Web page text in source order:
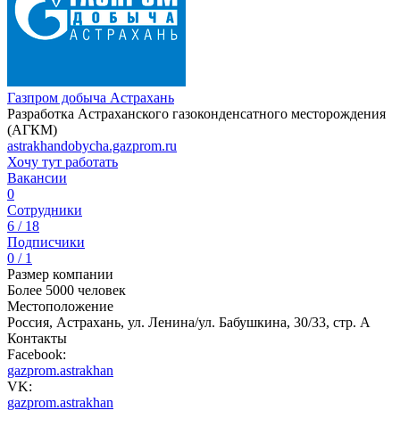
Газпром добыча Астрахань
Разработка Астраханского газоконденсатного месторождения
(АГКМ)
astrakhandobycha.gazprom.ru
Хочу тут работать
Вакансии
0
Сотрудники
6 / 18
Подписчики
0 / 1
Размер компании
Более 5000 человек
Местоположение
Россия, Астрахань, ул. Ленина/ул. Бабушкина, 30/33, стр. А
Контакты
Facebook:
gazprom.astrakhan
VK:
gazprom.astrakhan